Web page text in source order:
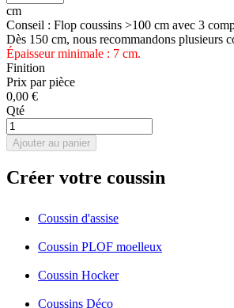
cm
Conseil : Flop coussins >100 cm avec 3
Dès 150 cm, nous recommandons plusieurs
Épaisseur minimale : 7 cm.
Finition
Prix par pièce
0,00 €
Qté
Ajouter au panier
Créer votre coussin
Coussin d'assise
Coussin PLOF moelleux
Coussin Hocker
Coussins Déco